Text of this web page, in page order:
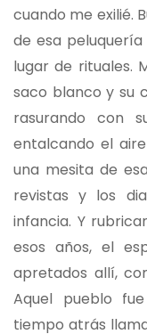
cuando me exilié.
de esa
lugar de rituales.
saco blanco y su
rasurando con
entalcando el
una mesita de
revistas y los
infancia. Y
esos años, el
apretados allí,
Aquel pueblo
tiempo atrás